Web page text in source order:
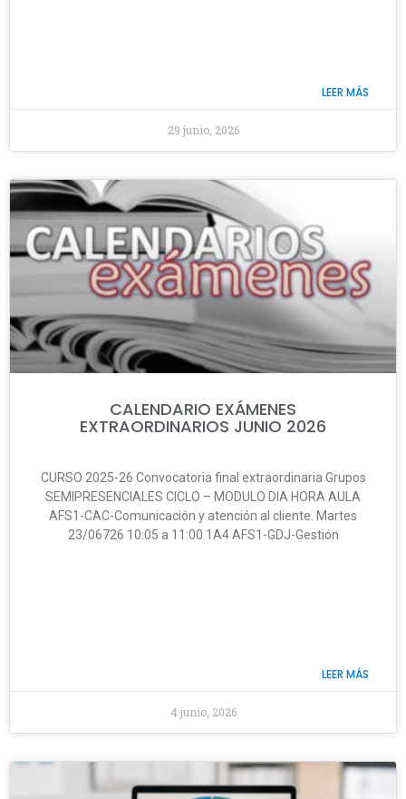
LEER MÁS
29 junio, 2026
CALENDARIO EXÁMENES
EXTRAORDINARIOS JUNIO 2026
CURSO 2025-26 Convocatoria final extraordinaria Grupos
SEMIPRESENCIALES CICLO – MODULO DIA HORA AULA
AFS1-CAC-Comunicación y atención al cliente. Martes
23/06726 10:05 a 11:00 1A4 AFS1-GDJ-Gestión
LEER MÁS
4 junio, 2026